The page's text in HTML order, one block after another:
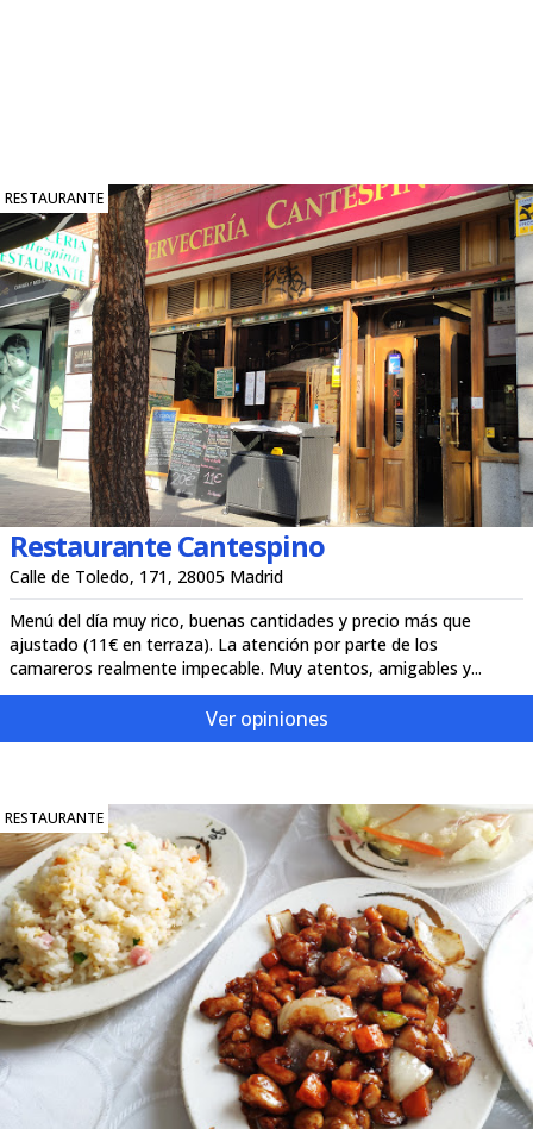
RESTAURANTE
Restaurante Cantespino
Calle de Toledo, 171, 28005 Madrid
Menú del día muy rico, buenas cantidades y precio más que
ajustado (11€ en terraza). La atención por parte de los
camareros realmente impecable. Muy atentos, amigables y...
Ver opiniones
RESTAURANTE